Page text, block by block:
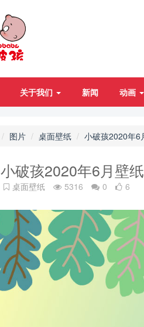
关于我们 新闻 动画
图片 桌面壁纸 小破孩2020年6
小破孩2020年6月壁
桌面壁纸 5316 0 6